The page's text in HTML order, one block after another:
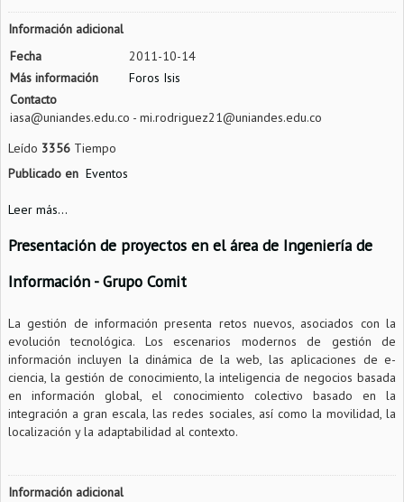
Información adicional
Fecha
2011-10-14
Más información
Foros Isis
Contacto
iasa@uniandes.edu.co - mi.rodriguez21@uniandes.edu.co
Leído 3356 Tiempo
Publicado en Eventos
Leer más...
Presentación de proyectos en el área de Ingeniería de
Información - Grupo Comit
La gestión de información presenta retos nuevos, asociados con la
evolución tecnológica. Los escenarios modernos de gestión de
información incluyen la dinámica de la web, las aplicaciones de e-
ciencia, la gestión de conocimiento, la inteligencia de negocios basada
en información global, el conocimiento colectivo basado en la
integración a gran escala, las redes sociales, así como la movilidad, la
localización y la adaptabilidad al contexto.
Información adicional